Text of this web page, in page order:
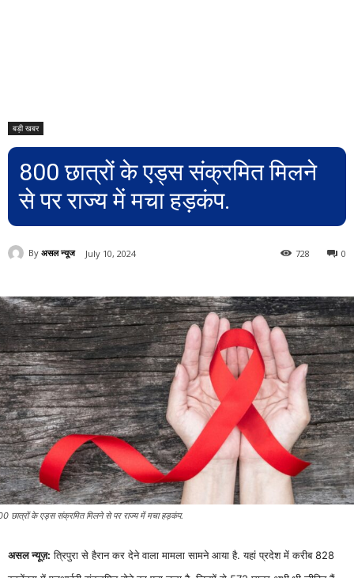
बड़ी खबर
800 छात्रों के एड्स संक्रमित मिलने
से पर राज्य में मचा हड़कंप.
By असल न्यूज July 10, 2024 0
728
छात्रों के एड्स संक्रमित मिलने से पर राज्य में मचा हड़कंप.
असल न्यूज़: त्रिपुरा से हैरान कर देने वाला मामला सामने आया है. यहां प्रदेश में करीब 828